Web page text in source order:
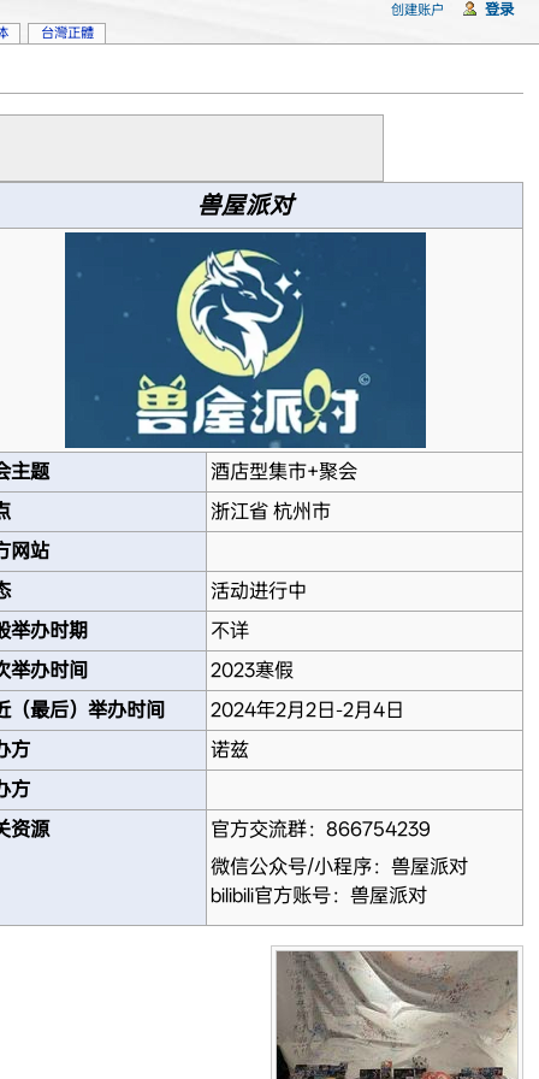
兽屋派对
主题
酒店型集市+聚会
浙江省 杭州市
网站
活动进行中
举办时期
不详
举办时间
2023寒假
（最后）举办时间
2024年2月2日-2月4日
方
诺兹
方
资源
官方交流群：866754239
微信公众号/小程序：兽屋派对
bilibili官方账号：兽屋派对
台灣正體
创建账户 登录